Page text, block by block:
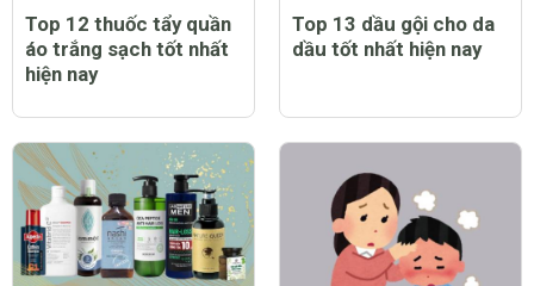
Top 12 thuốc tẩy quần
áo trắng sạch tốt nhất
hiện nay
Top 13 dầu gội cho da
dầu tốt nhất hiện nay